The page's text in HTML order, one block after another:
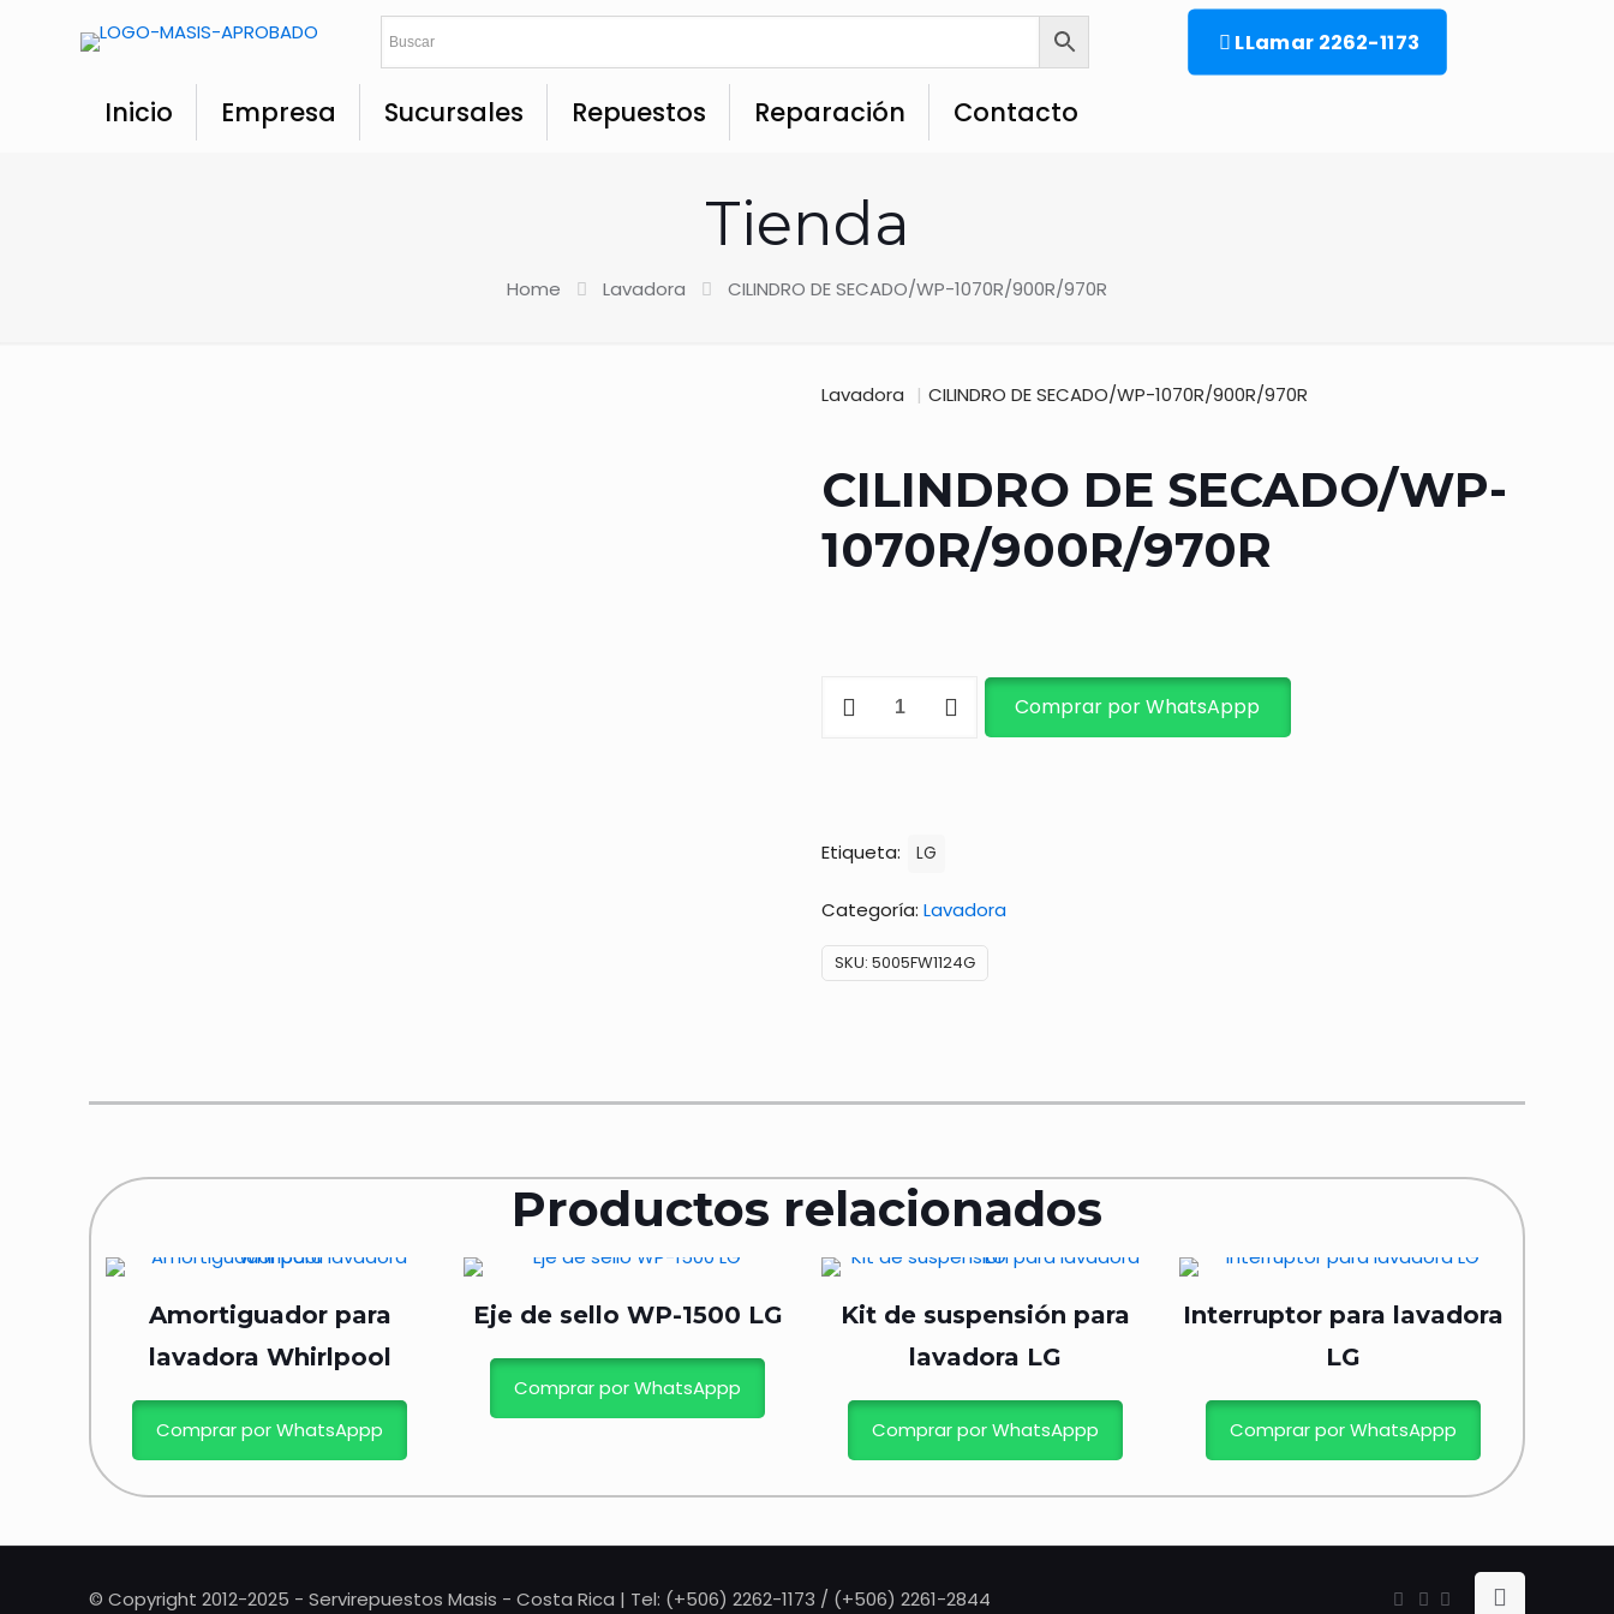
LLamar 2262-1173
Inicio Empresa Sucursales Repuestos Reparación Contacto
Tienda
Home Lavadora CILINDRO DE SECADO/WP-1070R/900R/970R
Lavadora | CILINDRO DE SECADO/WP-1070R/900R/970R
CILINDRO DE SECADO/WP-
1070R/900R/970R
Comprar por WhatsAppp
Etiqueta: LG
Categoría: Lavadora
SKU: 5005FW1124G
Productos relacionados
Amortiguador para
lavadora Whirlpool
Comprar por WhatsAppp
Eje de sello WP-1500 LG
Comprar por WhatsAppp
Kit de suspensión para
lavadora LG
Comprar por WhatsAppp
Interruptor para lavadora
LG
Comprar por WhatsAppp
© Copyright 2012-2025 - Servirepuestos Masis - Costa Rica | Tel: (+506) 2262-1173 / (+506) 2261-2844